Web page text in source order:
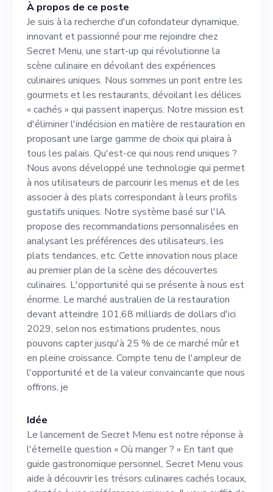
l'indécision en matière de
restauration en proposant
une large gamme de choix
qui plaira à tous les palais.
Qu'est-ce qui nous rend
uniques ? Nous avons
développé une technologie
qui permet à nos utilisateurs
de parcourir les menus et de
les associer à des plats
correspondant à leurs profils
gustatifs uniques. Notre
système basé sur l'IA
propose des
recommandations
personnalisées en analysant
les préférences des
utilisateurs, les plats
tendances, etc. Cette
innovation nous place au
premier plan de la scène des
découvertes culinaires.
À propos de ce poste
Je suis à la recherche d'un cofondateur dynamique,
innovant et passionné pour me rejoindre chez
Secret Menu, une start-up qui révolutionne la
scène culinaire en dévoilant des expériences
culinaires uniques. Nous sommes un pont entre les
gourmets et les restaurants, dévoilant les délices
« cachés » qui passent inaperçus. Notre mission est
d'éliminer l'indécision en matière de restauration en
proposant une large gamme de choix qui plaira à
tous les palais. Qu'est-ce qui nous rend uniques ?
Nous avons développé une technologie qui permet
à nos utilisateurs de parcourir les menus et de les
associer à des plats correspondant à leurs profils
gustatifs uniques. Notre système basé sur l'IA
propose des recommandations personnalisées en
analysant les préférences des utilisateurs, les
plats tendances, etc. Cette innovation nous place
au premier plan de la scène des découvertes
culinaires. L'opportunité qui se présente à nous est
énorme. Le marché australien de la restauration
devant atteindre 101,68 milliards de dollars d'ici
2029, selon nos estimations prudentes, nous
pouvons capter jusqu'à 25 % de ce marché mûr et
en pleine croissance. Compte tenu de l'ampleur de
l'opportunité et de la valeur convaincante que nous
offrons, je
Idée
Le lancement de Secret Menu est notre réponse à
l'éternelle question « Où manger ? » En tant que
guide gastronomique personnel, Secret Menu vous
aide à découvrir les trésors culinaires cachés locaux,